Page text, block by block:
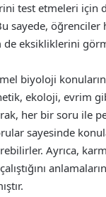
test etmeleri için
sayede,
eksikliklerini
biyoloji
ekoloji, evrim
her bir soru ile
sayesinde
Ayrıca,